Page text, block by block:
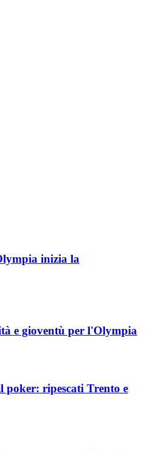
inizia la
e gioventù per l'Olympia
poker: ripescati Trento e